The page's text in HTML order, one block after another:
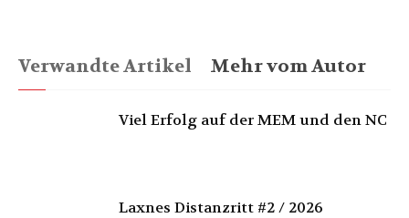
Verwandte Artikel Mehr vom Autor
Viel Erfolg auf der MEM und den NC
Laxnes Distanzritt #2 / 2026